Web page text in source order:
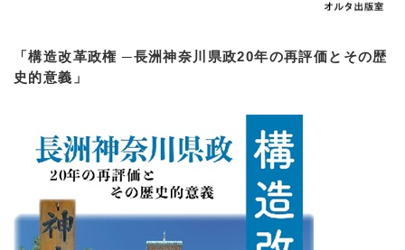
「構造改革政権 ─長洲神奈川県政20年の再評価とその歴
史的意義」